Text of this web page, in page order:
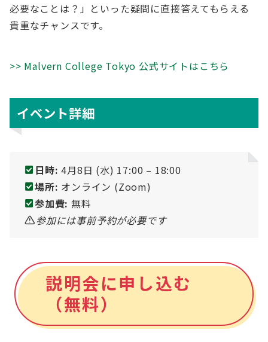
必要なことは？」といった疑問に直接答えてもらえる
貴重なチャンスです。
>> Malvern College Tokyo 公式サイトはこちら
イベント詳細
日時: 4月8日 (水) 17:00 – 18:00
場所: オンライン (Zoom)
参加費: 無料
参加には事前予約が必要です
説明会に申し込む
（無料）